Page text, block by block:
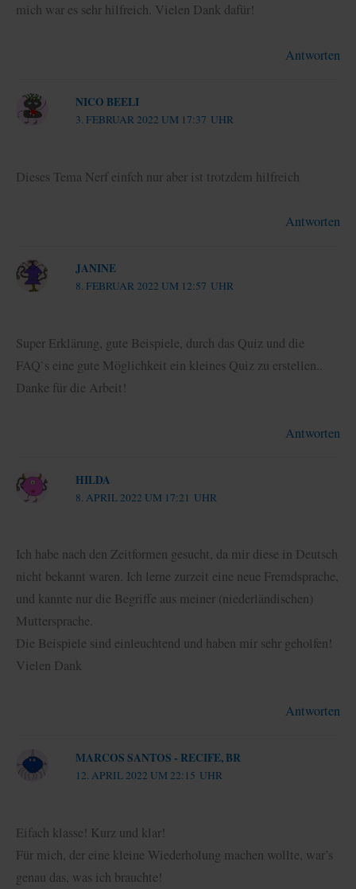
mich war es sehr hilfreich. Vielen Dank dafür!
Antworten
NICO BEELI
3. FEBRUAR 2022 UM 17:37 UHR
Dieses Tema Nerf einfch nur aber ist trotzdem hilfreich
Antworten
JANINE
8. FEBRUAR 2022 UM 12:57 UHR
Super Erklärung, gute Beispiele, durch das Quiz und die
FAQ`s eine gute Möglichkeit ein kleines Quiz zu erstellen..
Danke für die Arbeit!
Antworten
HILDA
8. APRIL 2022 UM 17:21 UHR
Ich habe nach den Zeitformen gesucht, da mir diese in Deutsch
nicht bekannt waren. Ich lerne zurzeit eine neue Fremdsprache,
und kannte nur die Begriffe aus meiner (niederländischen)
Muttersprache.
Die Beispiele sind einleuchtend und haben mir sehr geholfen!
Vielen Dank
Antworten
MARCOS SANTOS - RECIFE, BR
12. APRIL 2022 UM 22:15 UHR
Eifach klasse! Kurz und klar!
Für mich, der eine kleine Wiederholung machen wollte, war’s
genau das, was ich brauchte!